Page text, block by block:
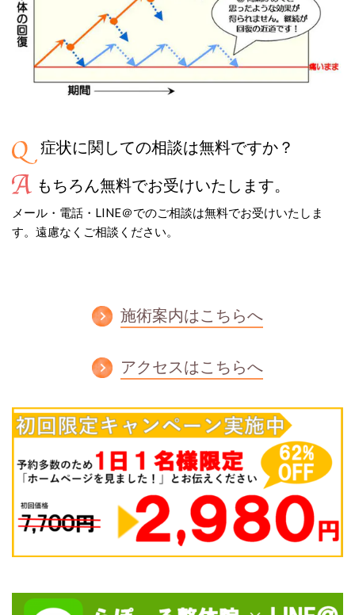
症状に関しての相談は無料ですか？
もちろん無料でお受けいたします。
メール・電話・LINE＠でのご相談は無料でお受けいたしま
す。遠慮なくご相談ください。
施術案内はこちらへ
アクセスはこちらへ